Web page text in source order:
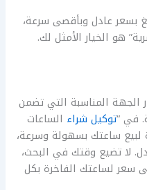
بسعر عادل وبأقصى سرعة،
هو الخيار الأمثل لك.
الجهة المناسبة التي تضمن
في “توكيل شراء الساعات
لبيع ساعتك بسهولة وسرعة،
لا تضيع وقتك في البحث،
سعر لساعتك الفاخرة بكل